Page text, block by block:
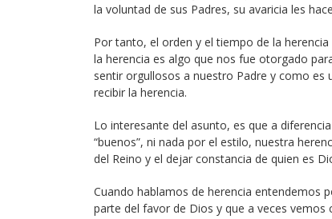
la voluntad de sus Padres, su avaricia les
Por tanto, el orden y el tiempo de la
la herencia es algo que nos fue otorgado
sentir orgullosos a nuestro Padre y como es
recibir la herencia.
Lo interesante del asunto, es que a
“buenos”, ni nada por el estilo, nuestra
del Reino y el dejar constancia de quien es
Cuando hablamos de herencia entendemos
parte del favor de Dios y que a veces